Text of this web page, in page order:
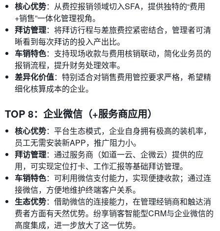
核心优势：从费控报销领域切入SFA，提供独特的“费用
+销售”一体化管理视角。
拜访管理：将拜访行程与差旅费控紧密结合，管理者可清
晰看到每次拜访的投入产出比。
车销特色：支持现场收款与费用核销联动，简化业务员的
报销流程，提升财务处理效率。
差异化价值：特别适合对销售费用管控要求严格，希望精
细化核算成本的企业。
TOP 8：企业微信（+服务商应用）
核心优势：平台生态模式，企业自身拥有极高的装机率，
员工无需安装新APP，推广阻力小。
拜访管理：通过服务商（如道一云、企微云）提供的应
用，可实现定位打卡、工作汇报等基础拜访管理。
车销特色：可利用微信支付能力，实现便捷收款；通过连
接微信，方便地维护终端客户关系。
生态优势：借助微信的连接能力，在管理经销商和触达消
费者方面有天然优势。纷享销客智能型CRM与企业微信的
高度集成，进一步放大了这一优势。